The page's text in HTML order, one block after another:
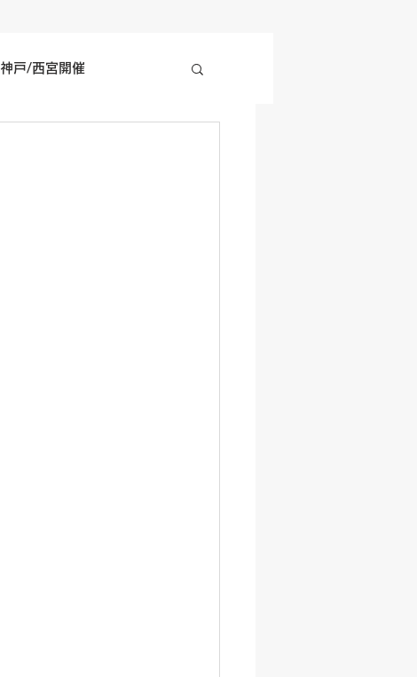
神戸/西宮開催